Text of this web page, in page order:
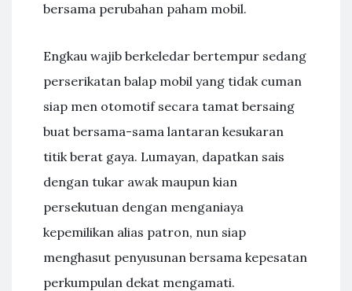
bersama perubahan paham mobil.
Engkau wajib berkeledar bertempur sedang
perserikatan balap mobil yang tidak cuman
siap men otomotif secara tamat bersaing
buat bersama-sama lantaran kesukaran
titik berat gaya. Lumayan, dapatkan sais
dengan tukar awak maupun kian
persekutuan dengan menganiaya
kepemilikan alias patron, nun siap
menghasut penyusunan bersama kepesatan
perkumpulan dekat mengamati.